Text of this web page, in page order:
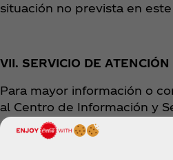
situación no prevista en
VII. SERVICIO DE ATENCIÓN
Para mayor información o
al Centro de Información y
siguiente número telefónico
del siguiente horario de